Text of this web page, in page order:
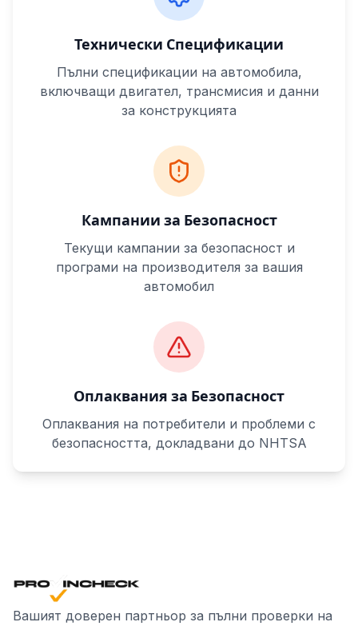
Технически Спецификации
Пълни спецификации на автомобила,
включващи двигател, трансмисия и данни
за конструкцията
Кампании за Безопасност
Текущи кампании за безопасност и
програми на производителя за вашия
автомобил
Оплаквания за Безопасност
Оплаквания на потребители и проблеми с
безопасността, докладвани до NHTSA
Вашият доверен партньор за пълни проверки на